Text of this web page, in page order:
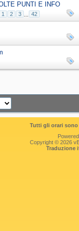
PUNTI E INFO
1 2 3 ... 42
Tutti gli orari
Copyright © 2026
Traduzione